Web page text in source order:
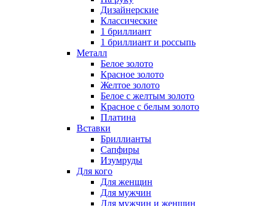
Дизайнерские
Классические
1 бриллиант
1 бриллиант и россыпь
Металл
Белое золото
Красное золото
Желтое золото
Белое с желтым золото
Красное с белым золото
Платина
Вставки
Бриллианты
Сапфиры
Изумруды
Для кого
Для женщин
Для мужчин
Для мужчин и женщин